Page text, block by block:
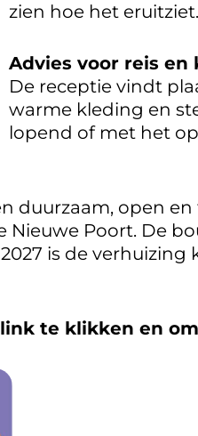
zien hoe het eruitziet.
Advies voor reis en
De receptie vindt
warme kleding en
lopend of met het
duurzaam, open
Poort. De
is de
te klikken en